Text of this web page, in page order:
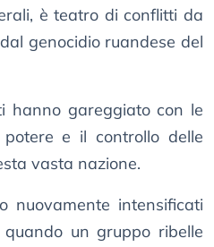
è teatro di conflitti da
genocidio ruandese del
hanno gareggiato con le
e il controllo delle
vasta nazione.
nuovamente intensificati
quando un gruppo ribelle